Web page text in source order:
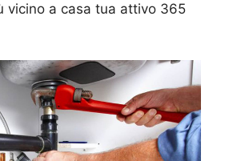
vicino a casa tua attivo 365